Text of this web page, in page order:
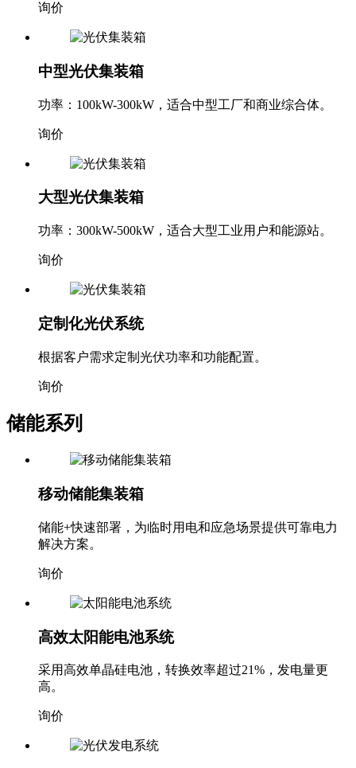
询价
中型光伏集装箱
功率：100kW-300kW，适合中型工厂和商业综合体。
询价
大型光伏集装箱
功率：300kW-500kW，适合大型工业用户和能源站。
询价
定制化光伏系统
根据客户需求定制光伏功率和功能配置。
询价
储能系列
移动储能集装箱
储能+快速部署，为临时用电和应急场景提供可靠电力
解决方案。
询价
高效太阳能电池系统
采用高效单晶硅电池，转换效率超过21%，发电量更
高。
询价